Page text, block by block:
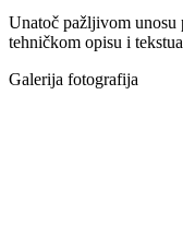
Unatoč pažljivom unosu
tehničkom opisu i
Galerija fotografija